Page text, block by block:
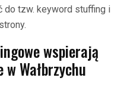
do tzw. keyword stuffing i
wspierają
Wałbrzychu